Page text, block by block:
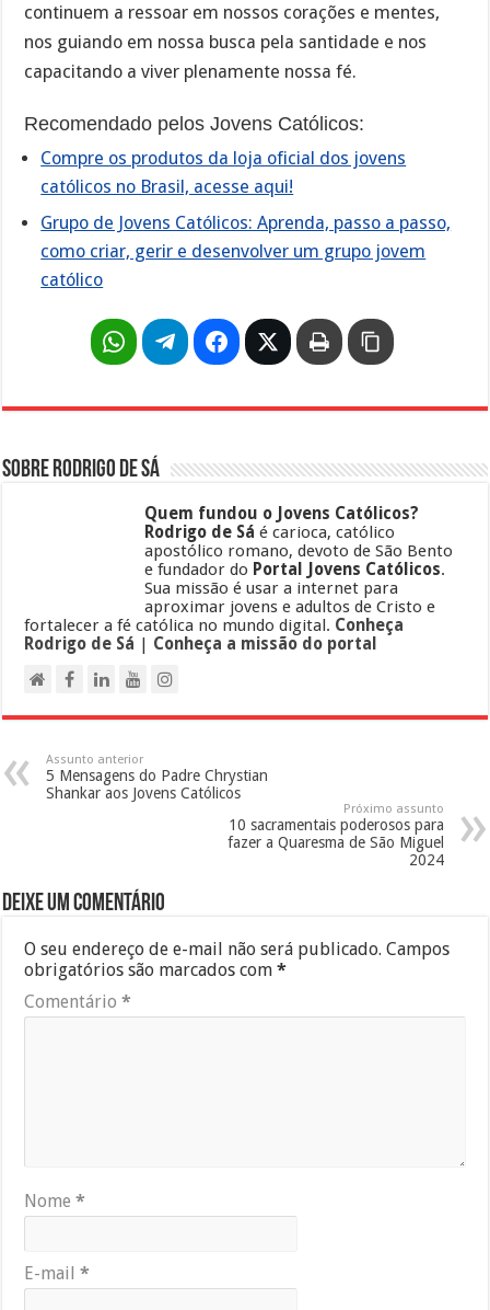
continuem a ressoar em nossos corações e mentes,
nos guiando em nossa busca pela santidade e nos
capacitando a viver plenamente nossa fé.
Recomendado pelos Jovens Católicos:
Compre os produtos da loja oficial dos jovens
católicos no Brasil, acesse aqui!
Grupo de Jovens Católicos: Aprenda, passo a passo,
como criar, gerir e desenvolver um grupo jovem
católico
Sobre Rodrigo de Sá
Quem fundou o Jovens Católicos?
Rodrigo de Sá é carioca, católico
apostólico romano, devoto de São Bento
e fundador do Portal Jovens Católicos.
Sua missão é usar a internet para
aproximar jovens e adultos de Cristo e
fortalecer a fé católica no mundo digital. Conheça
Rodrigo de Sá | Conheça a missão do portal
Assunto anterior
5 Mensagens do Padre Chrystian
Shankar aos Jovens Católicos
Próximo assunto
10 sacramentais poderosos para
fazer a Quaresma de São Miguel
2024
Deixe um comentário
O seu endereço de e-mail não será publicado. Campos
obrigatórios são marcados com*
Comentário*
Nome*
E-mail*